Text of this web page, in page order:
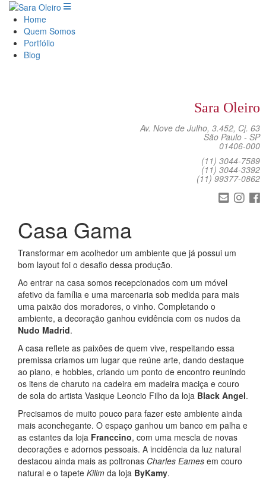
Home
Quem Somos
Portfólio
Blog
Sara Oleiro
Av. Nove de Julho, 3.452, Cj. 63
São Paulo - SP
01406-000
(11) 3044-7589
(11) 3044-3392
(11) 99377-0862
Casa Gama
Transformar em acolhedor um ambiente que já possui um
bom layout foi o desafio dessa produção.
Ao entrar na casa somos recepcionados com um móvel
afetivo da família e uma marcenaria sob medida para mais
uma paixão dos moradores, o vinho. Completando o
ambiente, a decoração ganhou evidência com os nudos da
Nudo Madrid.
A casa reflete as paixões de quem vive, respeitando essa
premissa criamos um lugar que reúne arte, dando destaque
ao piano, e hobbies, criando um ponto de encontro reunindo
os itens de charuto na cadeira em madeira maciça e couro
de sola do artista Vasique Leoncio Filho da loja Black Angel.
Precisamos de muito pouco para fazer este ambiente ainda
mais aconchegante. O espaço ganhou um banco em palha e
as estantes da loja Franccino, com uma mescla de novas
decorações e adornos pessoais. A incidência da luz natural
destacou ainda mais as poltronas Charles Eames em couro
natural e o tapete Kilim da loja ByKamy.